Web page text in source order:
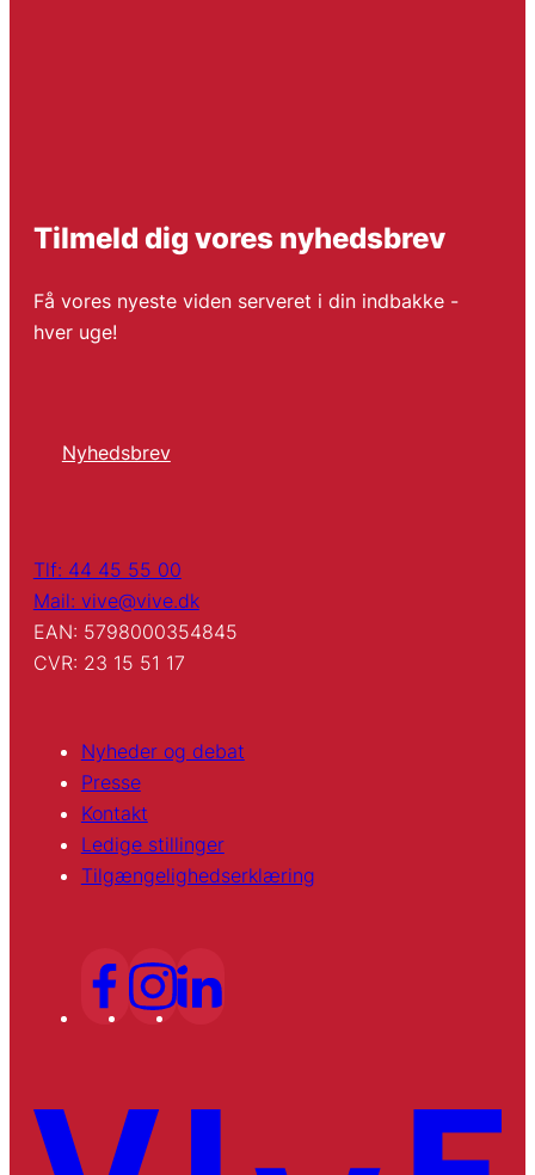
Tilmeld dig vores nyhedsbrev
Få vores nyeste viden serveret i din indbakke -
hver uge!
Nyhedsbrev
Tlf: 44 45 55 00
Mail: vive@vive.dk
EAN: 5798000354845
CVR: 23 15 51 17
Nyheder og debat
Presse
Kontakt
Ledige stillinger
Tilgængelighedserklæring